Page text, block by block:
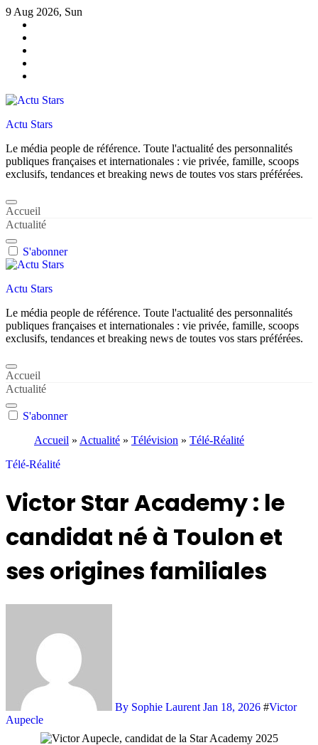
Skip
content
9 Aug 2026, Sun
Actu Stars
Le média people de référence. Toute l'actualité des personnalités
publiques françaises et internationales : vie privée, famille, scoops
exclusifs, tendances et breaking news de toutes vos stars préférées.
Accueil
Actualité
S'abonner
Actu Stars
Le média people de référence. Toute l'actualité des personnalités
publiques françaises et internationales : vie privée, famille, scoops
exclusifs, tendances et breaking news de toutes vos stars préférées.
Accueil
Actualité
S'abonner
Accueil » Actualité » Télévision » Télé-Réalité
Télé-Réalité
Victor Star Academy : le
candidat né à Toulon et
ses origines familiales
By Sophie Laurent Jan 18, 2026 #Victor
Aupecle